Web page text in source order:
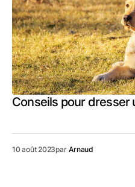
Conseils pour dresser
10 août 2023par Arnaud